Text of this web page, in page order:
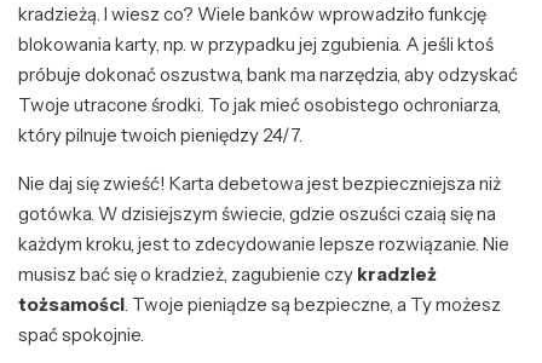
kradzieżą. I wiesz co? Wiele banków wprowadziło funkcję
blokowania karty, np. w przypadku jej zgubienia. A jeśli ktoś
próbuje dokonać oszustwa, bank ma narzędzia, aby odzyskać
Twoje utracone środki. To jak mieć osobistego ochroniarza,
który pilnuje twoich pieniędzy 24/7.
Nie daj się zwieść! Karta debetowa jest bezpieczniejsza niż
gotówka. W dzisiejszym świecie, gdzie oszuści czaią się na
każdym kroku, jest to zdecydowanie lepsze rozwiązanie. Nie
musisz bać się o kradzież, zagubienie czy kradzież
tożsamości. Twoje pieniądze są bezpieczne, a Ty możesz
spać spokojnie.